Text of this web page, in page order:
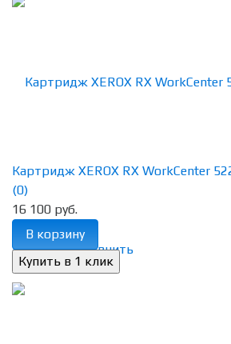
избранное сравнить
Картридж XEROX RX WorkCenter
(0)
16 100 руб.
В корзину